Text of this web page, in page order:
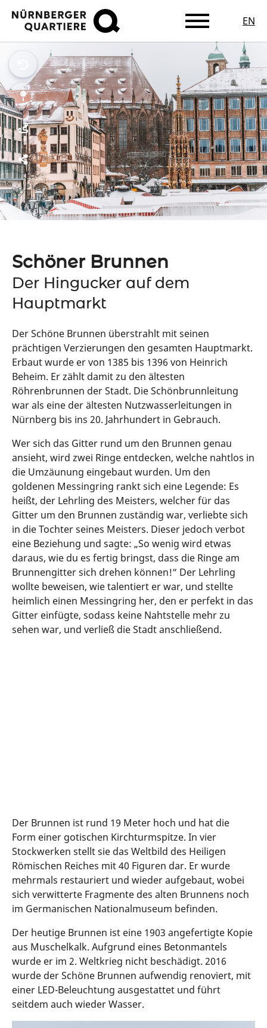
Hauptinhalt
springen
EN
Schöner Brunnen
Der Hingucker auf dem
Hauptmarkt
Der Schöne Brunnen überstrahlt mit seinen
prächtigen Verzierungen den gesamten Hauptmarkt.
Erbaut wurde er von 1385 bis 1396 von Heinrich
Beheim. Er zählt damit zu den ältesten
Röhrenbrunnen der Stadt. Die Schönbrunnleitung
war als eine der ältesten Nutzwasserleitungen in
Nürnberg bis ins 20. Jahrhundert in Gebrauch.
Wer sich das Gitter rund um den Brunnen genau
ansieht, wird zwei Ringe entdecken, welche nahtlos in
die Umzäunung eingebaut wurden. Um den
goldenen Messingring rankt sich eine Legende: Es
heißt, der Lehrling des Meisters, welcher für das
Gitter um den Brunnen zuständig war, verliebte sich
in die Tochter seines Meisters. Dieser jedoch verbot
eine Beziehung und sagte: „So wenig wird etwas
daraus, wie du es fertig bringst, dass die Ringe am
Brunnengitter sich drehen können!“ Der Lehrling
wollte beweisen, wie talentiert er war, und stellte
heimlich einen Messingring her, den er perfekt in das
Gitter einfügte, sodass keine Nahtstelle mehr zu
sehen war, und verließ die Stadt anschließend.
Der Brunnen ist rund 19 Meter hoch und hat die
Form einer gotischen Kirchturmspitze. In vier
Stockwerken stellt sie das Weltbild des Heiligen
Römischen Reiches mit 40 Figuren dar. Er wurde
mehrmals restauriert und wieder aufgebaut, wobei
sich verwitterte Fragmente des alten Brunnens noch
im Germanischen Nationalmuseum befinden.
Der heutige Brunnen ist eine 1903 angefertigte Kopie
aus Muschelkalk. Aufgrund eines Betonmantels
wurde er im 2. Weltkrieg nicht beschädigt. 2016
wurde der Schöne Brunnen aufwendig renoviert, mit
einer LED-Beleuchtung ausgestattet und führt
seitdem auch wieder Wasser.